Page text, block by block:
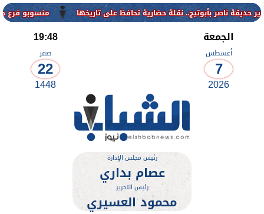
منسوبو فرع جامعة الأزهر
الجمعة
أغسطس
7
2026
19:48
صفر
22
1448
رئيس مجلس الإدارة
عصام بداري
رئيس التحرير
محمود العسيري